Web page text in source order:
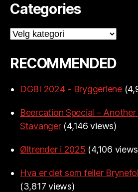
Categories
Categories
RECOMMENDED
DGBI 2024 - Bryggeriene
Beercation Special –
Stavanger (4,146 views)
Øltrender i 2025 (4,106
Hva er det som feiler
(3,817 views)